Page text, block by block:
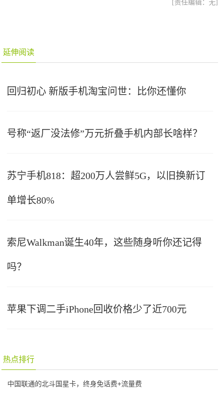
[责任编辑：无]
延伸阅读
回归初心 新版手机淘宝问世：比你还懂你
号称“返厂没法修”万元折叠手机内部长啥样？
苏宁手机818：超200万人尝鲜5G，以旧换新订
单增长80%
索尼Walkman诞生40年，这些随身听你还记得
吗？
苹果下调二手iPhone回收价格少了近700元
热点排行
中国联通的北斗国星卡，终身免话费+流量费